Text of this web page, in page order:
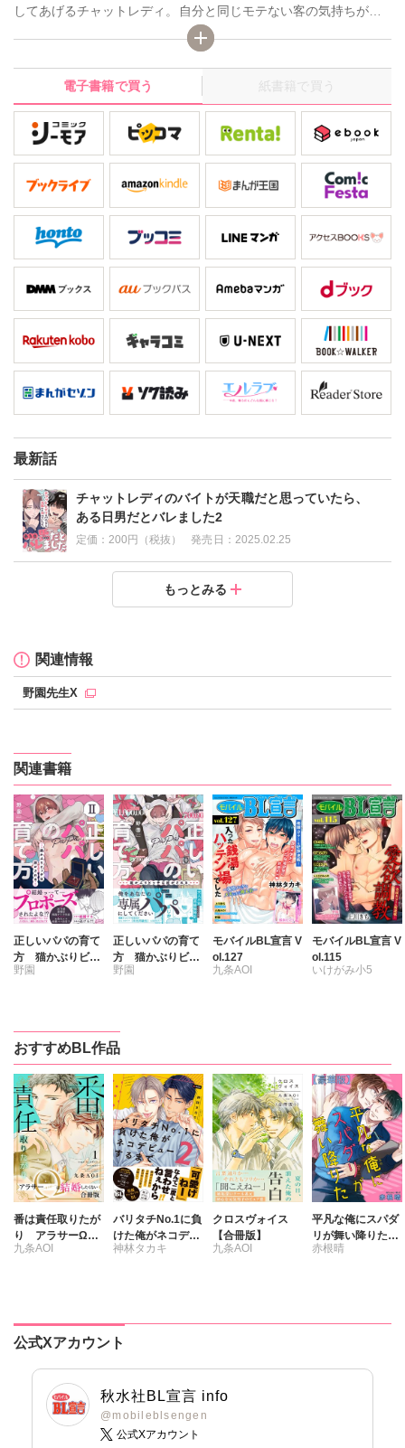
してあげるチャットレディ。自分と同じモテない客の気持ちが手
にとるようにわかる彼方は、今やネカマバイトを天職だと思うよ
うに！ところが、客の中では珍しく紳士的な“太郎さん”の声を初め
て聞いた日からおかしなことに。太郎のマイクが意図せずONにな
っていて、彼方は人生で初めて「好きだよ」という自分への告白
を聞く。さらに太郎の感じている気持ち良さそうな声に、ずっと
恋とは無縁だった彼方の心と体が反応してしまい――!!なんだこ
れ…ムラムラが止まらない!?
電子書籍で買う 紙書籍で買う
最新話
チャットレディのバイトが天職だと思っていたら、
ある日男だとバレました2
定価：200円（税抜） 発売日： 2025.02.25
チャットレディのバイトが天職だと思っていたら、あ
る日男だとバレました1
もっとみる
関連情報
野園先生X
関連書籍
正しいパパの育て
方 猫かぶりビッ
チは脱がされる
野園
正しいパパの育て
方 猫かぶりビッ
チは脱がされる
野園
モバイルBL宣言 V
ol.127
九条AOI
モバイルBL宣言 V
ol.115
いけがみ小5
おすすめBL作品
番は責任取りたが
り アラサーΩは
結婚したくない
九条AOI
バリタチNo.1に負
けた俺がネコデビ
ューするまで【単
神林タカキ
クロスヴォイス
【合冊版】
九条AOI
平凡な俺にスパダ
リが舞い降りた
【豪華版】
赤根晴
公式Xアカウント
秋水社BL宣言 info
@mobileblsengen
公式Xアカウント